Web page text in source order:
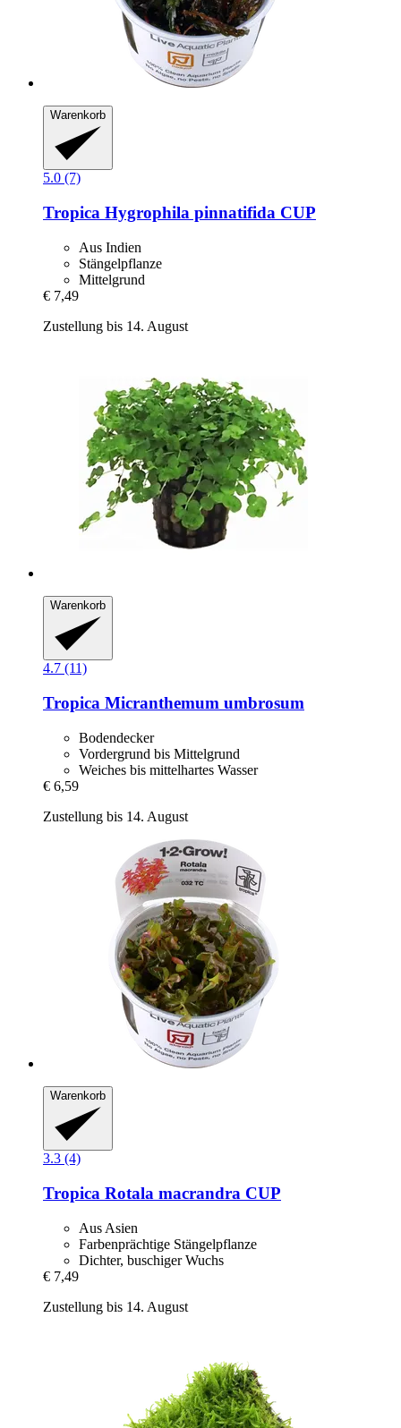
Warenkorb
5.0 (7)
Tropica Hygrophila pinnatifida CUP
Aus Indien
Stängelpflanze
Mittelgrund
€ 7,49
Zustellung bis 14. August
Warenkorb
4.7 (11)
Tropica Micranthemum umbrosum
Bodendecker
Vordergrund bis Mittelgrund
Weiches bis mittelhartes Wasser
€ 6,59
Zustellung bis 14. August
Warenkorb
3.3 (4)
Tropica Rotala macrandra CUP
Aus Asien
Farbenprächtige Stängelpflanze
Dichter, buschiger Wuchs
€ 7,49
Zustellung bis 14. August